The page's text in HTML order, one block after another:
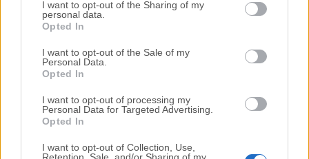
I want to opt-out of the Sharing of my
personal data.
Opted In
I want to opt-out of the Sale of my
Personal Data.
Opted In
I want to opt-out of processing my
Personal Data for Targeted Advertising.
Opted In
I want to opt-out of Collection, Use,
Retention, Sale, and/or Sharing of my
¿Protege Coveron contra el robo de identidad?
Ayuda a reducir el riesgo de robo de identidad
y ofreciendo asistencia para la recuperación. Sin
embargo, ningún servicio puede prevenir
¿Es Coveron bueno para principiantes?
Sí. La plataforma es lo suficientemente sencilla para